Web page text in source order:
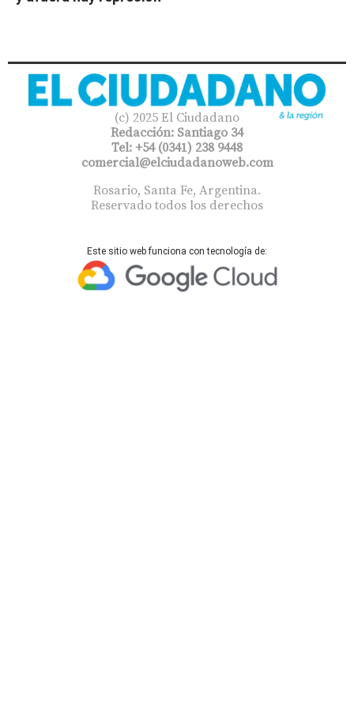
(c) 2025 El Ciudadano
Redacción: Santiago 34
Tel: +54 (0341) 238 9448
comercial@elciudadanoweb.com​
Rosario, Santa Fe, Argentina.
Reservado todos los derechos
Este sitio web funciona con tecnología de: